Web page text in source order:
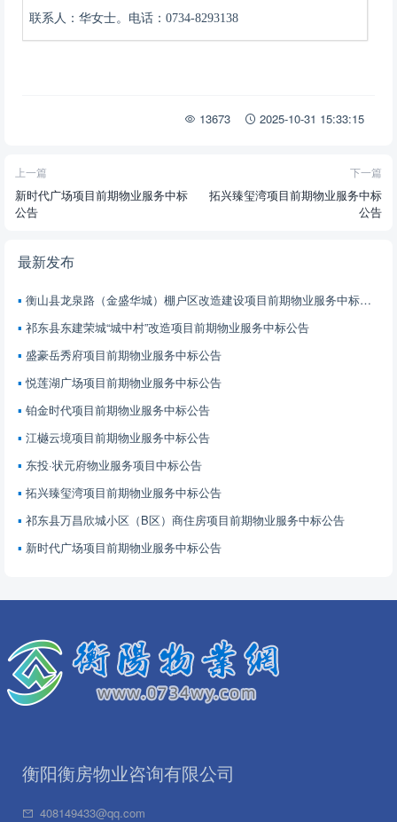
联系人：华女士。电话： 0734-8293138
13673 2025-10-31 15:33:15
上一篇
新时代广场项目前期物业服务中标
公告
下一篇
拓兴臻玺湾项目前期物业服务中标
公告
最新发布
衡山县龙泉路（金盛华城）棚户区改造建设项目前期物业服务中标公告
祁东县东建荣城“城中村”改造项目前期物业服务中标公告
盛豪岳秀府项目前期物业服务中标公告
悦莲湖广场项目前期物业服务中标公告
铂金时代项目前期物业服务中标公告
江樾云境项目前期物业服务中标公告
东投·状元府物业服务项目中标公告
拓兴臻玺湾项目前期物业服务中标公告
祁东县万昌欣城小区（B区）商住房项目前期物业服务中标公告
新时代广场项目前期物业服务中标公告
衡阳衡房物业咨询有限公司
408149433@qq.com